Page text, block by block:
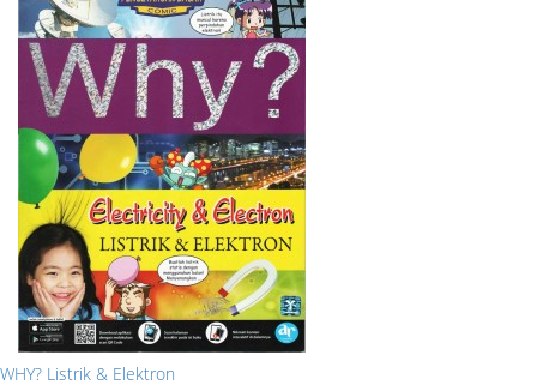
WHY? Listrik & Elektron